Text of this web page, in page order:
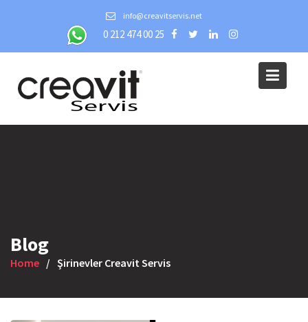
info@creavitservis.net
0 212 474 00 25
Blog
Home Şirinevler Creavit Servis